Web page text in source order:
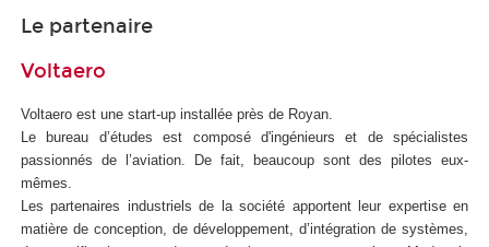
Le partenaire
Voltaero
Voltaero est une start-up installée près de Royan.
Le bureau d’études est composé d'ingénieurs et de spécialistes
passionnés de l’aviation. De fait, beaucoup sont des pilotes eux-
mêmes.
Les partenaires industriels de la société apportent leur expertise en
matière de conception, de développement, d’intégration de systèmes,